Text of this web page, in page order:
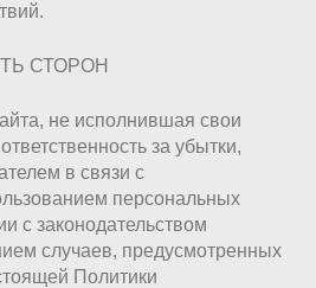
СТОРОН
не исполнившая свои
за убытки,
в связи с
персональных
с законодательством
случаев, предусмотренных
Политики